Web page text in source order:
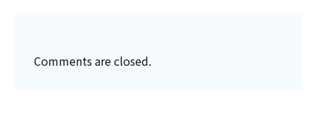
Comments are closed.